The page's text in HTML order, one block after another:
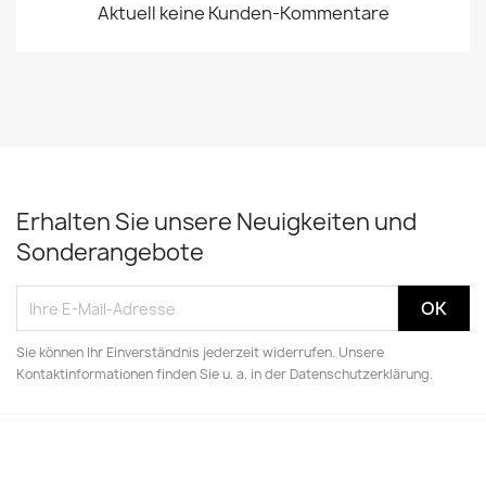
Aktuell keine Kunden-Kommentare
Erhalten Sie unsere Neuigkeiten und
Sonderangebote
Sie können Ihr Einverständnis jederzeit widerrufen. Unsere
Kontaktinformationen finden Sie u. a. in der Datenschutzerklärung.